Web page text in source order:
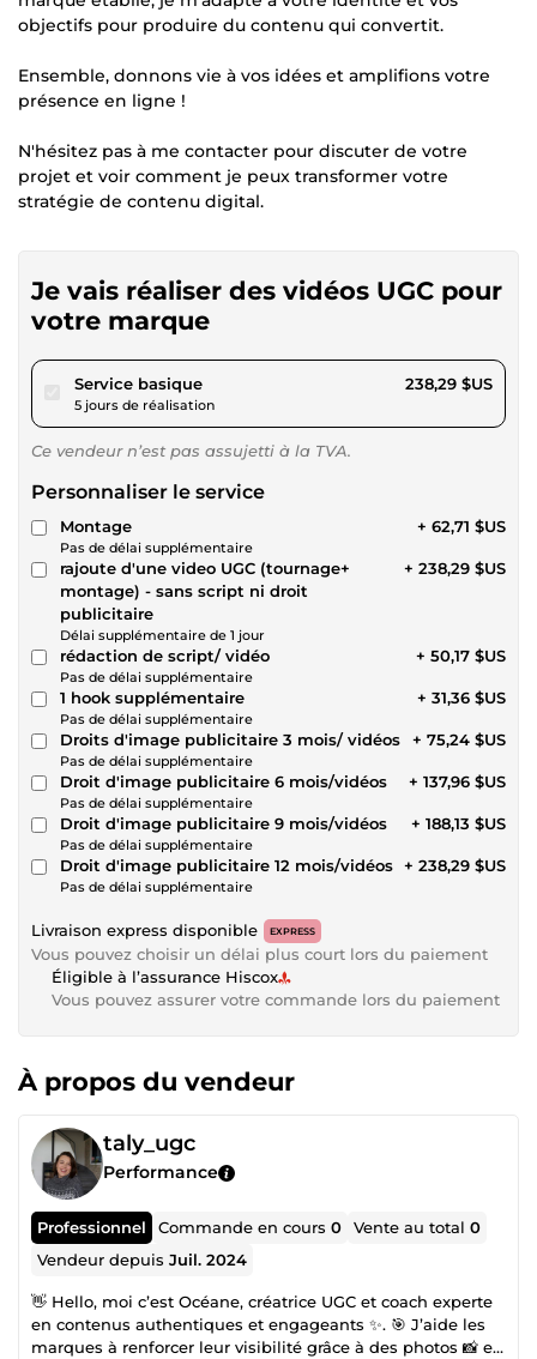
objectifs pour produire du contenu qui convertit.
Ensemble, donnons vie à vos idées et amplifions votre
présence en ligne !
N'hésitez pas à me contacter pour discuter de votre
projet et voir comment je peux transformer votre
stratégie de contenu digital.
Je vais réaliser des vidéos UGC pour
votre marque
Service basiquepour 219,62 $US
5 jours de réalisation
238,29 $US
Ce vendeur n’est pas assujetti à la TVA.
Personnaliser le service
Montage
Pas de délai supplémentaire
+ 62,71 $US
rajoute d'une video UGC (tournage+
montage) - sans script ni droit
publicitaire
Délai supplémentaire de 1 jour
+ 238,29 $US
rédaction de script/ vidéo
Pas de délai supplémentaire
+ 50,17 $US
1 hook supplémentaire
Pas de délai supplémentaire
+ 31,36 $US
Droits d'image publicitaire 3 mois/ vidéos
Pas de délai supplémentaire
+ 75,24 $US
Droit d'image publicitaire 6 mois/vidéos
Pas de délai supplémentaire
+ 137,96 $US
Droit d'image publicitaire 9 mois/vidéos
Pas de délai supplémentaire
+ 188,13 $US
Droit d'image publicitaire 12 mois/vidéos
Pas de délai supplémentaire
+ 238,29 $US
Livraison express disponible EXPRESS
Vous pouvez choisir un délai plus court lors du paiement
Éligible à l’assurance Hiscox
Vous pouvez assurer votre commande lors du paiement
À propos du vendeur
taly_ugc
Performance
Professionnel Commande en cours0 Vente au total0
Vendeur depuisJuil. 2024
👋 Hello, moi c’est Océane, créatrice UGC et coach experte
en contenus authentiques et engageants ✨. 🎯 J’aide les
marques à renforcer leur visibilité grâce à des photos 📸 et